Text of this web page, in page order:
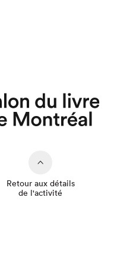
Que cherchez-
Retour aux détails
de l'activité